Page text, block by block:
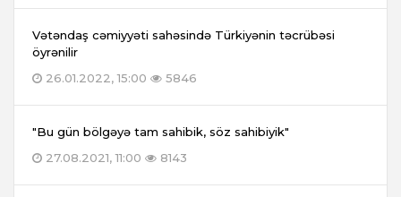
Vətəndaş cəmiyyəti sahəsində Türkiyənin təcrübəsi
öyrənilir
26.01.2022, 15:00
5846
"Bu gün bölgəyə tam sahibik, söz sahibiyik"
27.08.2021, 11:00
8143